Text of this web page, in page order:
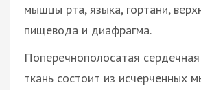
мышцы рта, языка, гортани,
пищевода и диафрагма.
Поперечнополосатая
ткань состоит из исчерченных